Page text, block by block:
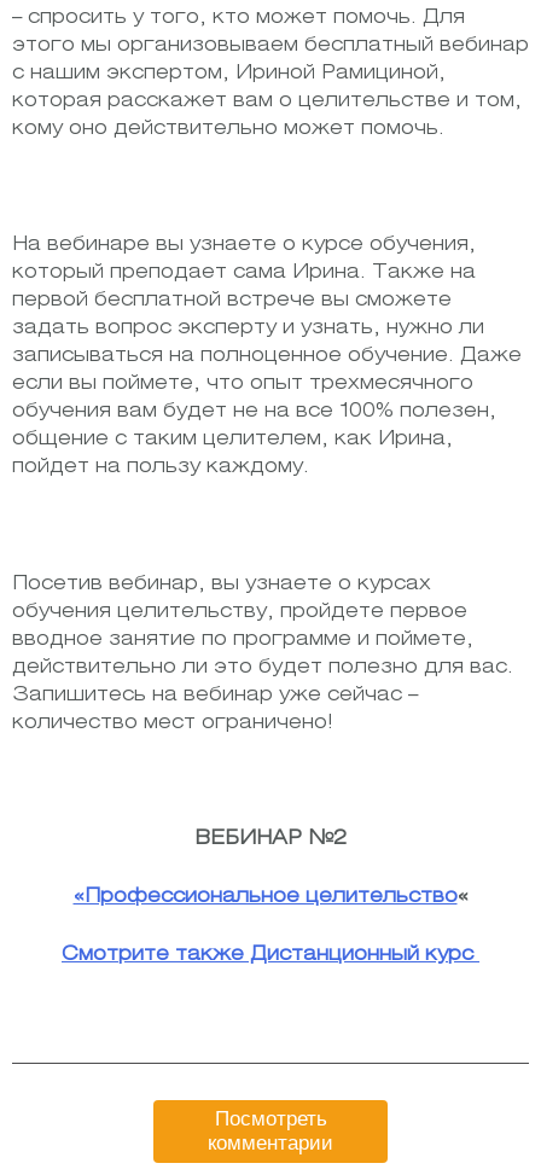
– спросить у того, кто может помочь. Для
этого мы организовываем бесплатный вебинар
с нашим экспертом, Ириной Рамициной,
которая расскажет вам о целительстве и том,
кому оно действительно может помочь.
На вебинаре вы узнаете о курсе обучения,
который преподает сама Ирина. Также на
первой бесплатной встрече вы сможете
задать вопрос эксперту и узнать, нужно ли
записываться на полноценное обучение. Даже
если вы поймете, что опыт трехмесячного
обучения вам будет не на все 100% полезен,
общение с таким целителем, как Ирина,
пойдет на пользу каждому.
Посетив вебинар, вы узнаете о курсах
обучения целительству, пройдете первое
вводное занятие по программе и поймете,
действительно ли это будет полезно для вас.
Запишитесь на вебинар уже сейчас –
количество мест ограничено!
ВЕБИНАР №2
«Профессиональное целительство«
Смотрите также Дистанционный курс
Посмотреть
комментарии